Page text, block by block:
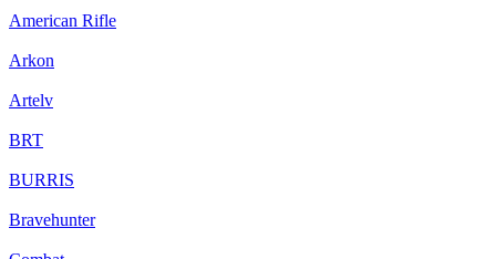
American Rifle
Arkon
Artelv
BRT
BURRIS
Bravehunter